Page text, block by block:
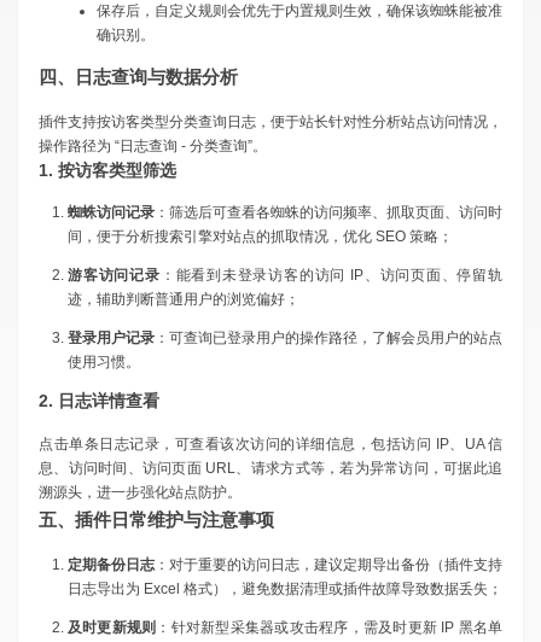
保存后，自定义规则会优先于内置规则生效，确保该蜘蛛能被准
确识别。
四、日志查询与数据分析
插件支持按访客类型分类查询日志，便于站长针对性分析站点访问情况，
操作路径为 “日志查询 - 分类查询”。
1. 按访客类型筛选
蜘蛛访问记录 ：筛选后可查看各蜘蛛的访问频率、抓取页面、访问时
间，便于分析搜索引擎对站点的抓取情况，优化 SEO 策略；
游客访问记录 ：能看到未登录访客的访问 IP、访问页面、停留轨
迹，辅助判断普通用户的浏览偏好；
登录用户记录 ：可查询已登录用户的操作路径，了解会员用户的站点
使用习惯。
2. 日志详情查看
点击单条日志记录，可查看该次访问的详细信息，包括访问 IP、UA 信
息、访问时间、访问页面 URL、请求方式等，若为异常访问，可据此追
溯源头，进一步强化站点防护。
五、插件日常维护与注意事项
定期备份日志 ：对于重要的访问日志，建议定期导出备份（插件支持
日志导出为 Excel 格式），避免数据清理或插件故障导致数据丢失；
及时更新规则 ：针对新型采集器或攻击程序，需及时更新 IP 黑名单